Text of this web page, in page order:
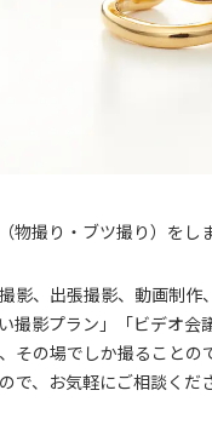
物撮り・ブツ撮り）をし
影、出張撮影、動画制
撮影プラン」「ビデオ
その場でしか撮ること
で、お気軽にご相談くだ